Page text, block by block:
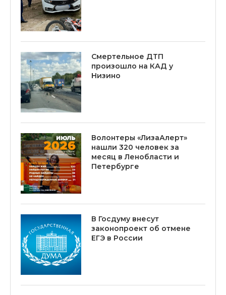
Смертельное ДТП
произошло на КАД у
Низино
Волонтеры «ЛизаАлерт»
нашли 320 человек за
месяц в Ленобласти и
Петербурге
В Госдуму внесут
законопроект об отмене
ЕГЭ в России